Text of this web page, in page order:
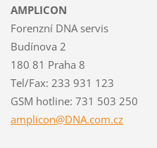
AMPLICON
Forenzní DNA servis
Budínova 2
180 81 Praha 8
Tel/Fax: 233 931 123
GSM hotline: 731 503 250
amplicon@DNA.com.cz